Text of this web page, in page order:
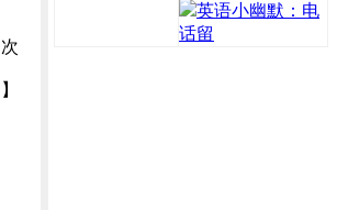
次
】
英语小幽默：电
话留